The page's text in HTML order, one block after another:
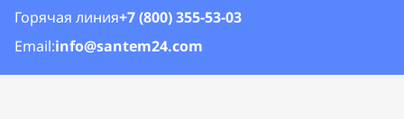
Горячая линия+7 (800) 355-53-03
Email:info@santem24.com